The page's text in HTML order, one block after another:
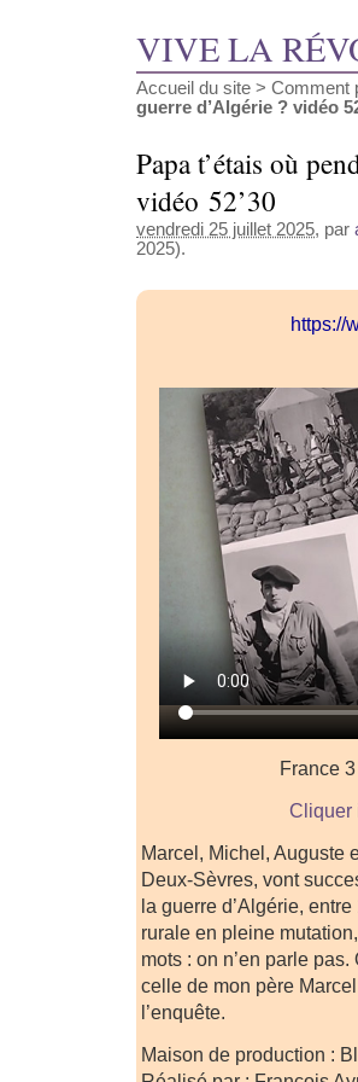
VIVE LA
Accueil du site > Comment
guerre d’Algérie ? vidéo
Papa t’étais où
vidéo 52’30
vendredi 25 juillet 2025, par
2025).
https://
France
Cliquer
Marcel, Michel, Auguste
Deux-Sèvres, vont
la guerre d’Algérie,
rurale en pleine
mots : on n’en parle
celle de mon père
l’enquête.
Maison de production :